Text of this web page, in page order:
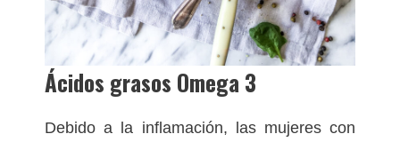
Ácidos grasos Omega 3
Debido a la inflamación, las mujeres con